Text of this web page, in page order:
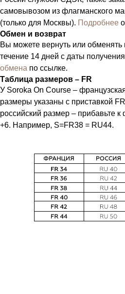
самовывозом из флагманского
(только для Москвы). Подробнее
Обмен и возврат
Вы можете вернуть или
течение 14 дней с даты
обмена по ссылке.
Таблица размеров – FR
У Soroka On Course –
размеры указаны с приставкой
российский размер – прибавьте
+6. Например, S=FR38 = RU44.